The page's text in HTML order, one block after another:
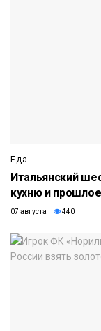
Еда
Итальянский
кухню и
07 августа 440